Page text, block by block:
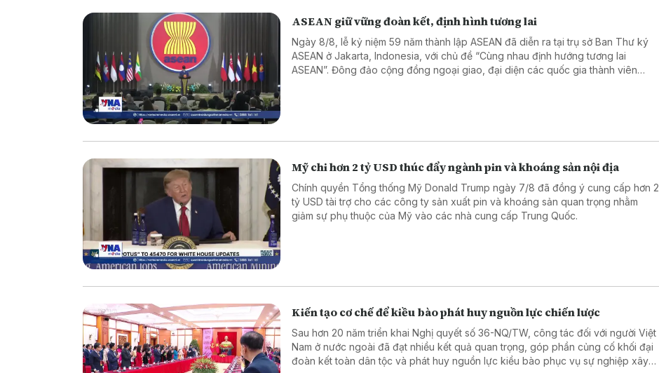
ASEAN giữ vững đoàn kết, định hình tương lai
Ngày 8/8, lễ kỷ niệm 59 năm thành lập ASEAN đã diễn ra tại trụ sở Ban Thư ký
ASEAN ở Jakarta, Indonesia, với chủ đề “Cùng nhau định hướng tương lai
ASEAN”. Đông đảo cộng đồng ngoại giao, đại diện các quốc gia thành viên
Mỹ chi hơn 2 tỷ USD thúc đẩy ngành pin và khoáng sản nội địa
Chính quyền Tổng thống Mỹ Donald Trump ngày 7/8 đã đồng ý cung cấp hơn 2
tỷ USD tài trợ cho các công ty sản xuất pin và khoáng sản quan trọng nhằm
giảm sự phụ thuộc của Mỹ vào các nhà cung cấp Trung Quốc.
Kiến tạo cơ chế để kiều bào phát huy nguồn lực chiến lược
Sau hơn 20 năm triển khai Nghị quyết số 36-NQ/TW, công tác đối với người Việt
Nam ở nước ngoài đã đạt nhiều kết quả quan trọng, góp phần củng cố khối đại
đoàn kết toàn dân tộc và phát huy nguồn lực kiều bào phục vụ sự nghiệp xây